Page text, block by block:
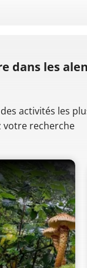
dans les
activités les
votre recherche